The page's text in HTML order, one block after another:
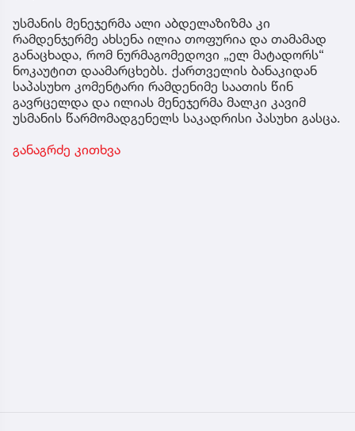
უსმანის მენეჯერმა ალი აბდელაზიზმა კი
რამდენჯერმე ახსენა ილია თოფურია და თამამად
განაცხადა, რომ ნურმაგომედოვი „ელ მატადორს“
ნოკაუტით დაამარცხებს. ქართველის ბანაკიდან
საპასუხო კომენტარი რამდენიმე საათის წინ
გავრცელდა და ილიას მენეჯერმა მალკი კავიმ
უსმანის წარმომადგენელს საკადრისი პასუხი გასცა.
განაგრძე კითხვა